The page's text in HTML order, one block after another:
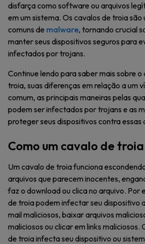
disfarça como software ou arquivos
em um sistema. Os cavalos de troia são
comuns de malware, tornando crucial
manter seus dispositivos seguros para
infectados por trojans.
Continue lendo para saber mais sobre o
troia, suas diferenças em relação a um
comum, as principais maneiras pelas
podem ser infectados por trojans e as
proteger seus dispositivos contra essas
Como um cavalo de
Um cavalo de troia funciona
arquivos que parecem inocentes,
faz o download ou clica no arquivo. Por
de troia podem infectar seu dispositivo
mail maliciosos, baixar arquivos
maliciosos ou clicar em links maliciosos.
de troia infecta seu dispositivo ou